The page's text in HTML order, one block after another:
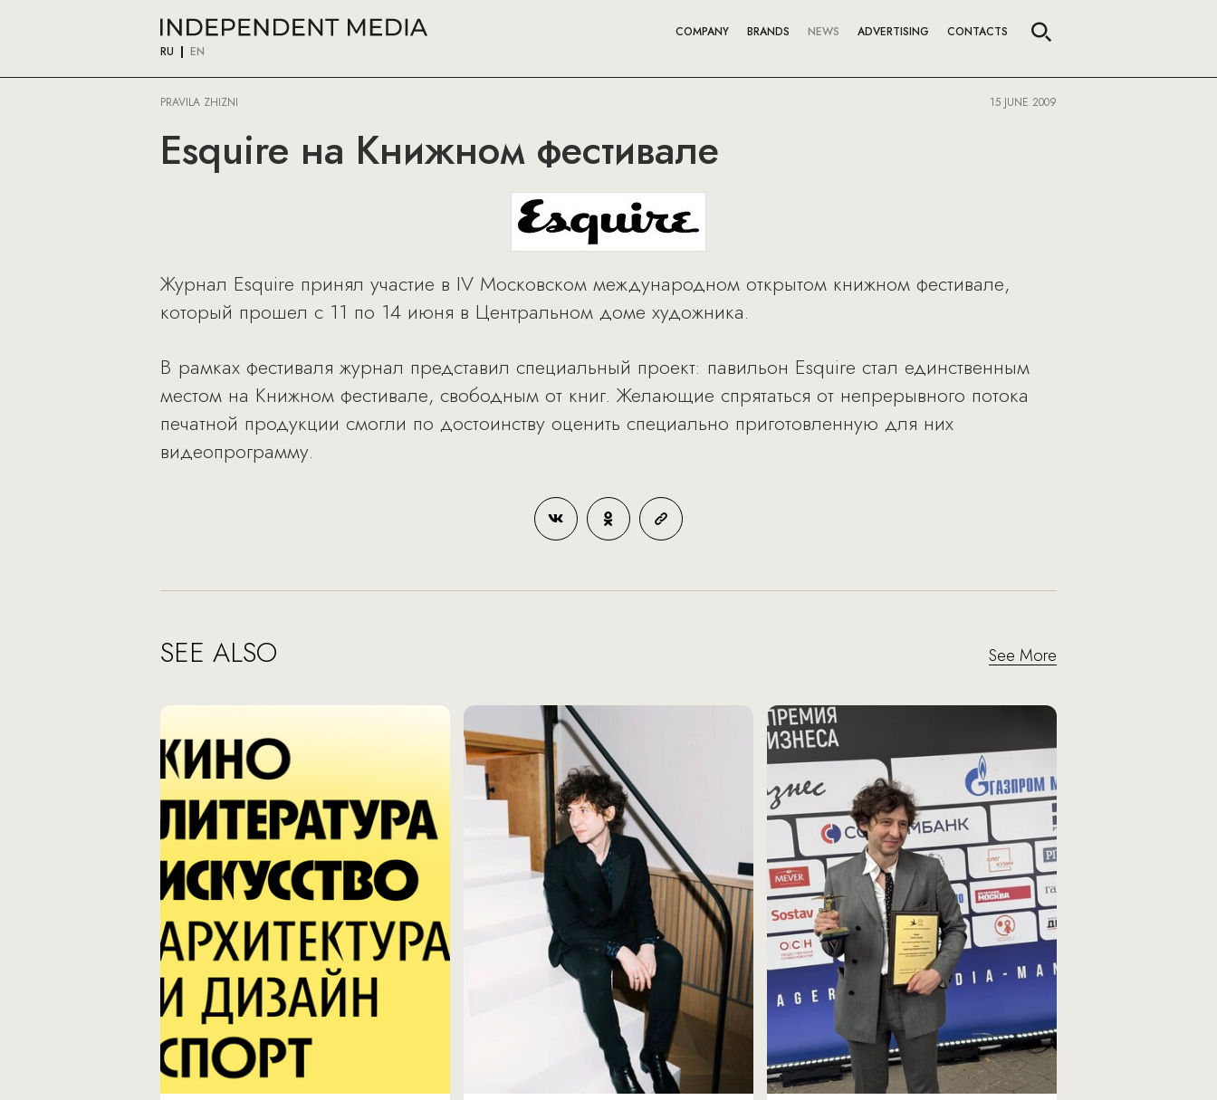
RU EN
COMPANY BRANDS NEWS ADVERTISING CONTACTS
PRAVILA ZHIZNI 15 JUNE 2009
Esquire на Книжном фестивале
Журнал Esquire принял участие в IV Московском международном открытом книжном фестивале,
который прошел с 11 по 14 июня в Центральном доме художника.
В рамках фестиваля журнал представил специальный проект: павильон Esquire стал единственным
местом на Книжном фестивале, свободным от книг. Желающие спрятаться от непрерывного потока
печатной продукции смогли по достоинству оценить специально приготовленную для них
видеопрограмму.
SEE ALSO See More